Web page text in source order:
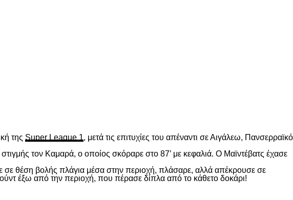
της Super League 1, μετά τις επιτυχίες του απέναντι σε Αιγάλεω, Πανσερραϊκό
τον Καμαρά, ο οποίος σκόραρε στο 87’ με κεφαλιά. Ο Μαϊντέβατς έχασε
σε θέση βολής πλάγια μέσα στην περιοχή, πλάσαρε, αλλά απέκρουσε σε
έξω από την περιοχή, που πέρασε δίπλα από το κάθετο δοκάρι!